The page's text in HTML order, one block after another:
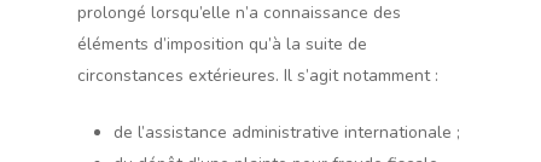
prolongé lorsqu’elle n’a connaissance des
éléments d’imposition qu’à la suite de
circonstances extérieures. Il s’agit notamment :
de l’assistance administrative internationale ;